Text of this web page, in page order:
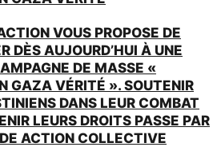
VOUS PROPOSE DE
DÈS AUJOURD’HUI À UNE
DE MASSE «
GAZA VÉRITÉ ». SOUTENIR
DANS LEUR COMBAT
LEURS DROITS PASSE PAR
ACTION COLLECTIVE